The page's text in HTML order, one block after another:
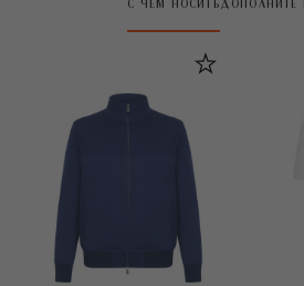
С ЧЕМ НОСИТЬ ДОПОЛНИТЕ